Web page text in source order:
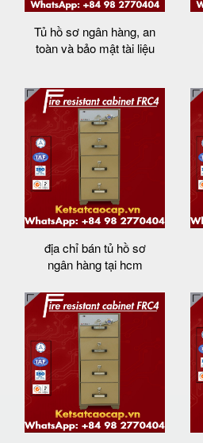
Tủ hồ sơ ngân hàng, an
toàn và bảo mật tài liệu
địa chỉ bán tủ hồ sơ
ngân hàng tại hcm